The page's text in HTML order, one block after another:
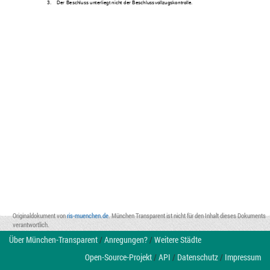
3. Der Beschluss unterliegt nicht der Beschlussvollzugskontrolle.
Originaldokument vonris-muenchen.de. München Transparent ist nicht für den Inhalt dieses Dokuments
verantwortlich.
Über München-Transparent/Anregungen?/Weitere Städte
Open-Source-Projekt/API / Datenschutz/ Impressum